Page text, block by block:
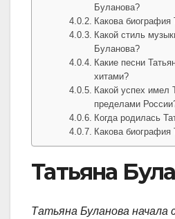
Буланова?
Какова
Какой стиль
Буланова?
Какие песни
хитами?
Какой успех имел
пределами
Когда родилась
Какова
Татьяна
Татьяна Буланова начала